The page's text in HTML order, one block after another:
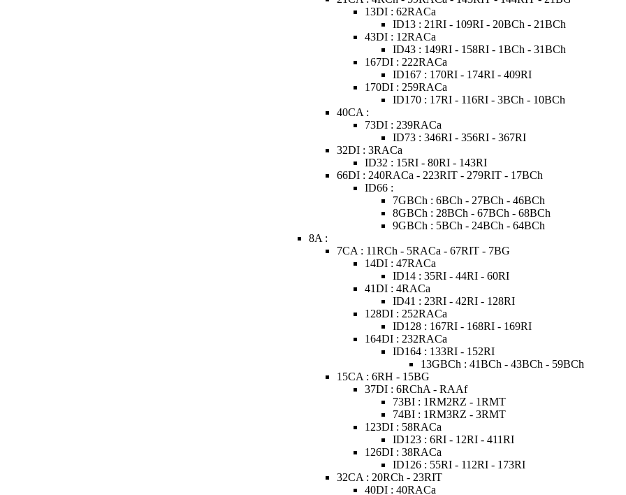
13DI : 62RACa
ID13 : 21RI - 109RI - 20BCh - 21BCh
43DI : 12RACa
ID43 : 149RI - 158RI - 1BCh - 31BCh
167DI : 222RACa
ID167 : 170RI - 174RI - 409RI
170DI : 259RACa
ID170 : 17RI - 116RI - 3BCh - 10BCh
40CA :
73DI : 239RACa
ID73 : 346RI - 356RI - 367RI
32DI : 3RACa
ID32 : 15RI - 80RI - 143RI
66DI : 240RACa - 223RIT - 279RIT - 17BCh
ID66 :
7GBCh : 6BCh - 27BCh - 46BCh
8GBCh : 28BCh - 67BCh - 68BCh
9GBCh : 5BCh - 24BCh - 64BCh
8A :
7CA : 11RCh - 5RACa - 67RIT - 7BG
14DI : 47RACa
ID14 : 35RI - 44RI - 60RI
41DI : 4RACa
ID41 : 23RI - 42RI - 128RI
128DI : 252RACa
ID128 : 167RI - 168RI - 169RI
164DI : 232RACa
ID164 : 133RI - 152RI
13GBCh : 41BCh - 43BCh - 59BCh
15CA : 6RH - 15BG
37DI : 6RChA - RAAf
73BI : 1RM2RZ - 1RMT
74BI : 1RM3RZ - 3RMT
123DI : 58RACa
ID123 : 6RI - 12RI - 411RI
126DI : 38RACa
ID126 : 55RI - 112RI - 173RI
32CA : 20RCh - 23RIT
40DI : 40RACa